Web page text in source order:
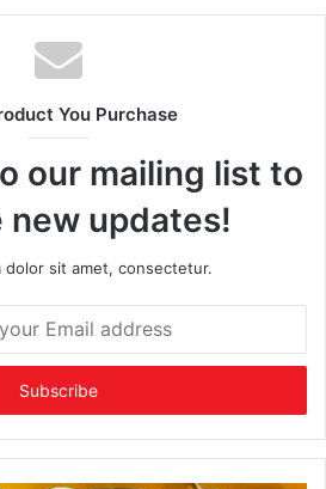
You Purchase
our mailing list to
new updates!
dolor sit amet, consectetur.